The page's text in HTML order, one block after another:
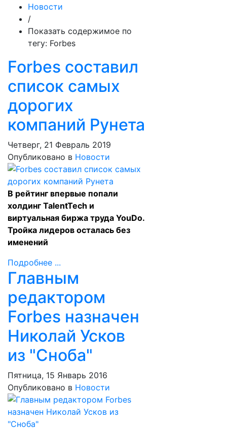
Новости
/
Показать содержимое по
тегу: Forbes
Forbes составил
список самых
дорогих
компаний Рунета
Четверг, 21 Февраль 2019
Опубликовано в Новости
В рейтинг впервые попали
холдинг TalentTech и
виртуальная биржа труда YouDo.
Тройка лидеров осталась без
именений
Подробнее ...
Главным
редактором
Forbes назначен
Николай Усков
из "Сноба"
Пятница, 15 Январь 2016
Опубликовано в Новости